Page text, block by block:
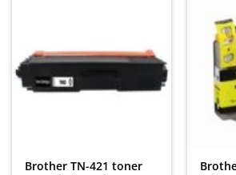
Brother TN-421 toner